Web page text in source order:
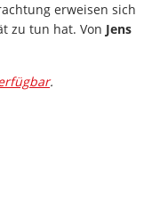
erweisen sich
zu tun hat. Von Jens
.